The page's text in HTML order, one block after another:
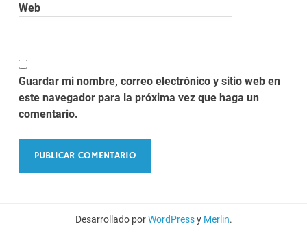
Web
Guardar mi nombre, correo electrónico y sitio web en
este navegador para la próxima vez que haga un
comentario.
Desarrollado porWordPressy Merlin.